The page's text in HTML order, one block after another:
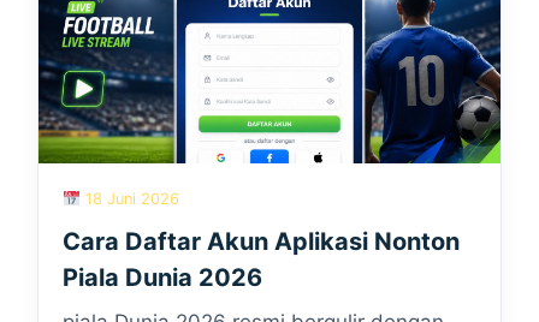
18 Juni 2026
Cara Daftar Akun Aplikasi Nonton
Piala Dunia 2026